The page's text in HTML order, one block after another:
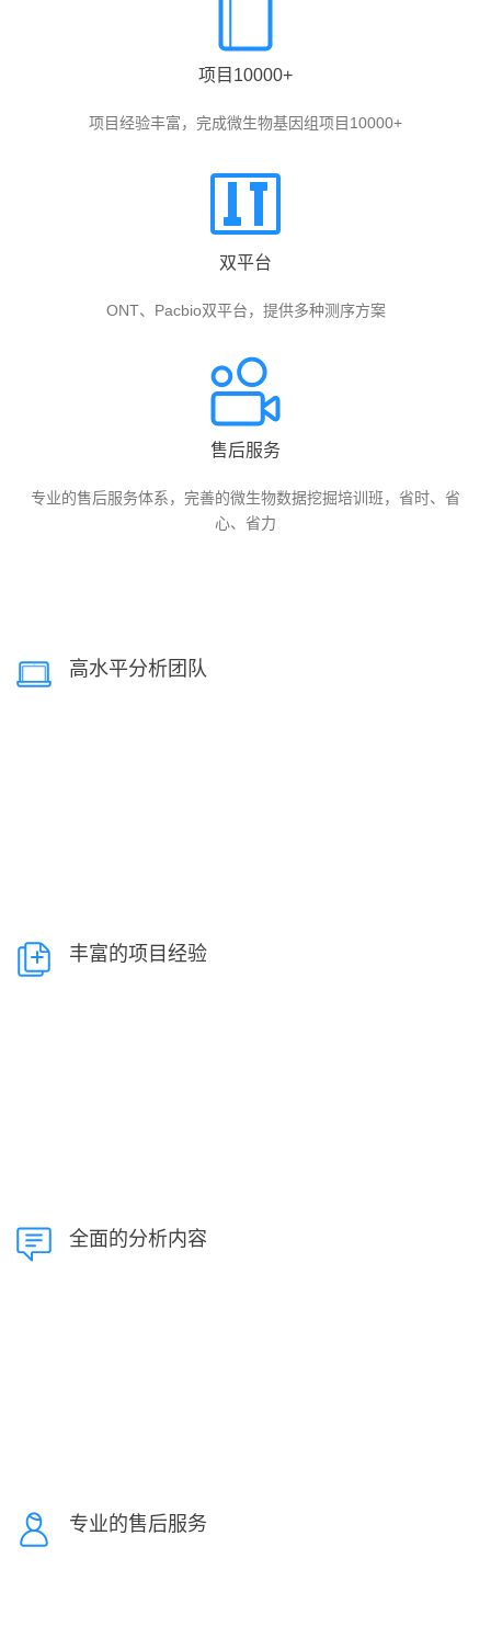
项目10000+
项目经验丰富，完成微生物基因组项目10000+
双平台
ONT、Pacbio双平台，提供多种测序方案
售后服务
专业的售后服务体系，完善的微生物数据挖掘培训班，省时、省
心、省力
高水平分析团队
丰富的项目经验
全面的分析内容
专业的售后服务